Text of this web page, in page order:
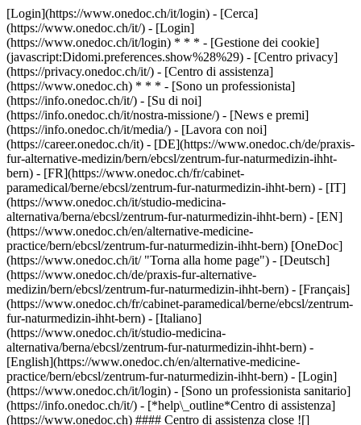
[Login](https://www.onedoc.ch/it/login) - [Cerca]
(https://www.onedoc.ch/it/) - [Login]
(https://www.onedoc.ch/it/login) * * * - [Gestione dei cookie]
(javascript:Didomi.preferences.show%28%29) - [Centro privacy]
(https://privacy.onedoc.ch/it/) - [Centro di assistenza]
(https://www.onedoc.ch) * * * - [Sono un professionista]
(https://info.onedoc.ch/it/) - [Su di noi]
(https://info.onedoc.ch/it/nostra-missione/) - [News e premi]
(https://info.onedoc.ch/it/media/) - [Lavora con noi]
(https://career.onedoc.ch/it) - [DE](https://www.onedoc.ch/de/praxis-
fur-alternative-medizin/bern/ebcsl/zentrum-fur-naturmedizin-ihht-
bern) - [FR](https://www.onedoc.ch/fr/cabinet-
paramedical/berne/ebcsl/zentrum-fur-naturmedizin-ihht-bern) - [IT]
(https://www.onedoc.ch/it/studio-medicina-
alternativa/berna/ebcsl/zentrum-fur-naturmedizin-ihht-bern) - [EN]
(https://www.onedoc.ch/en/alternative-medicine-
practice/bern/ebcsl/zentrum-fur-naturmedizin-ihht-bern) [OneDoc]
(https://www.onedoc.ch/it/ "Torna alla home page") - [Deutsch]
(https://www.onedoc.ch/de/praxis-fur-alternative-
medizin/bern/ebcsl/zentrum-fur-naturmedizin-ihht-bern) - [Français]
(https://www.onedoc.ch/fr/cabinet-paramedical/berne/ebcsl/zentrum-
fur-naturmedizin-ihht-bern) - [Italiano]
(https://www.onedoc.ch/it/studio-medicina-
alternativa/berna/ebcsl/zentrum-fur-naturmedizin-ihht-bern) -
[English](https://www.onedoc.ch/en/alternative-medicine-
practice/bern/ebcsl/zentrum-fur-naturmedizin-ihht-bern) - [Login]
(https://www.onedoc.ch/it/login) - [Sono un professionista sanitario]
(https://info.onedoc.ch/it/) - [*help\_outline*Centro di assistenza]
(https://www.onedoc.ch) #### Centro di assistenza close ![]